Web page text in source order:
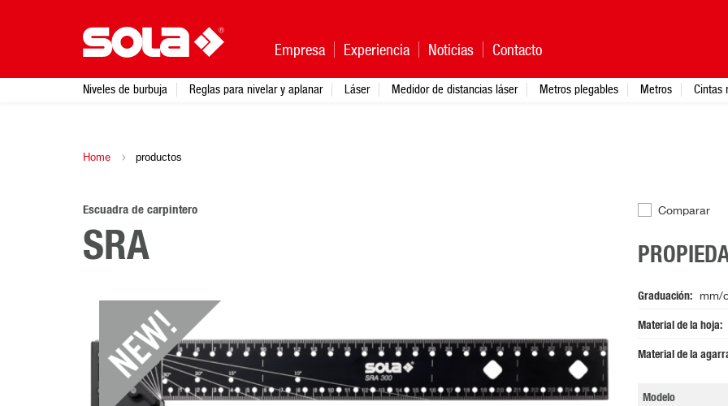
Home productos
Escuadra de carpintero
SRA
Comparar
Graduación mm/
Material de la hoja
Material de la
Modelo
Empresa Experiencia Noticias Contacto
Niveles de burbuja Reglas para nivelar y aplanar Láser Medidor de distancias láser Metros plegables Metros Cintas